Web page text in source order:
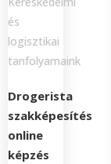
és
logisztikai
tanfolyamaink
Drogerista
szakképesítés
online
képzés